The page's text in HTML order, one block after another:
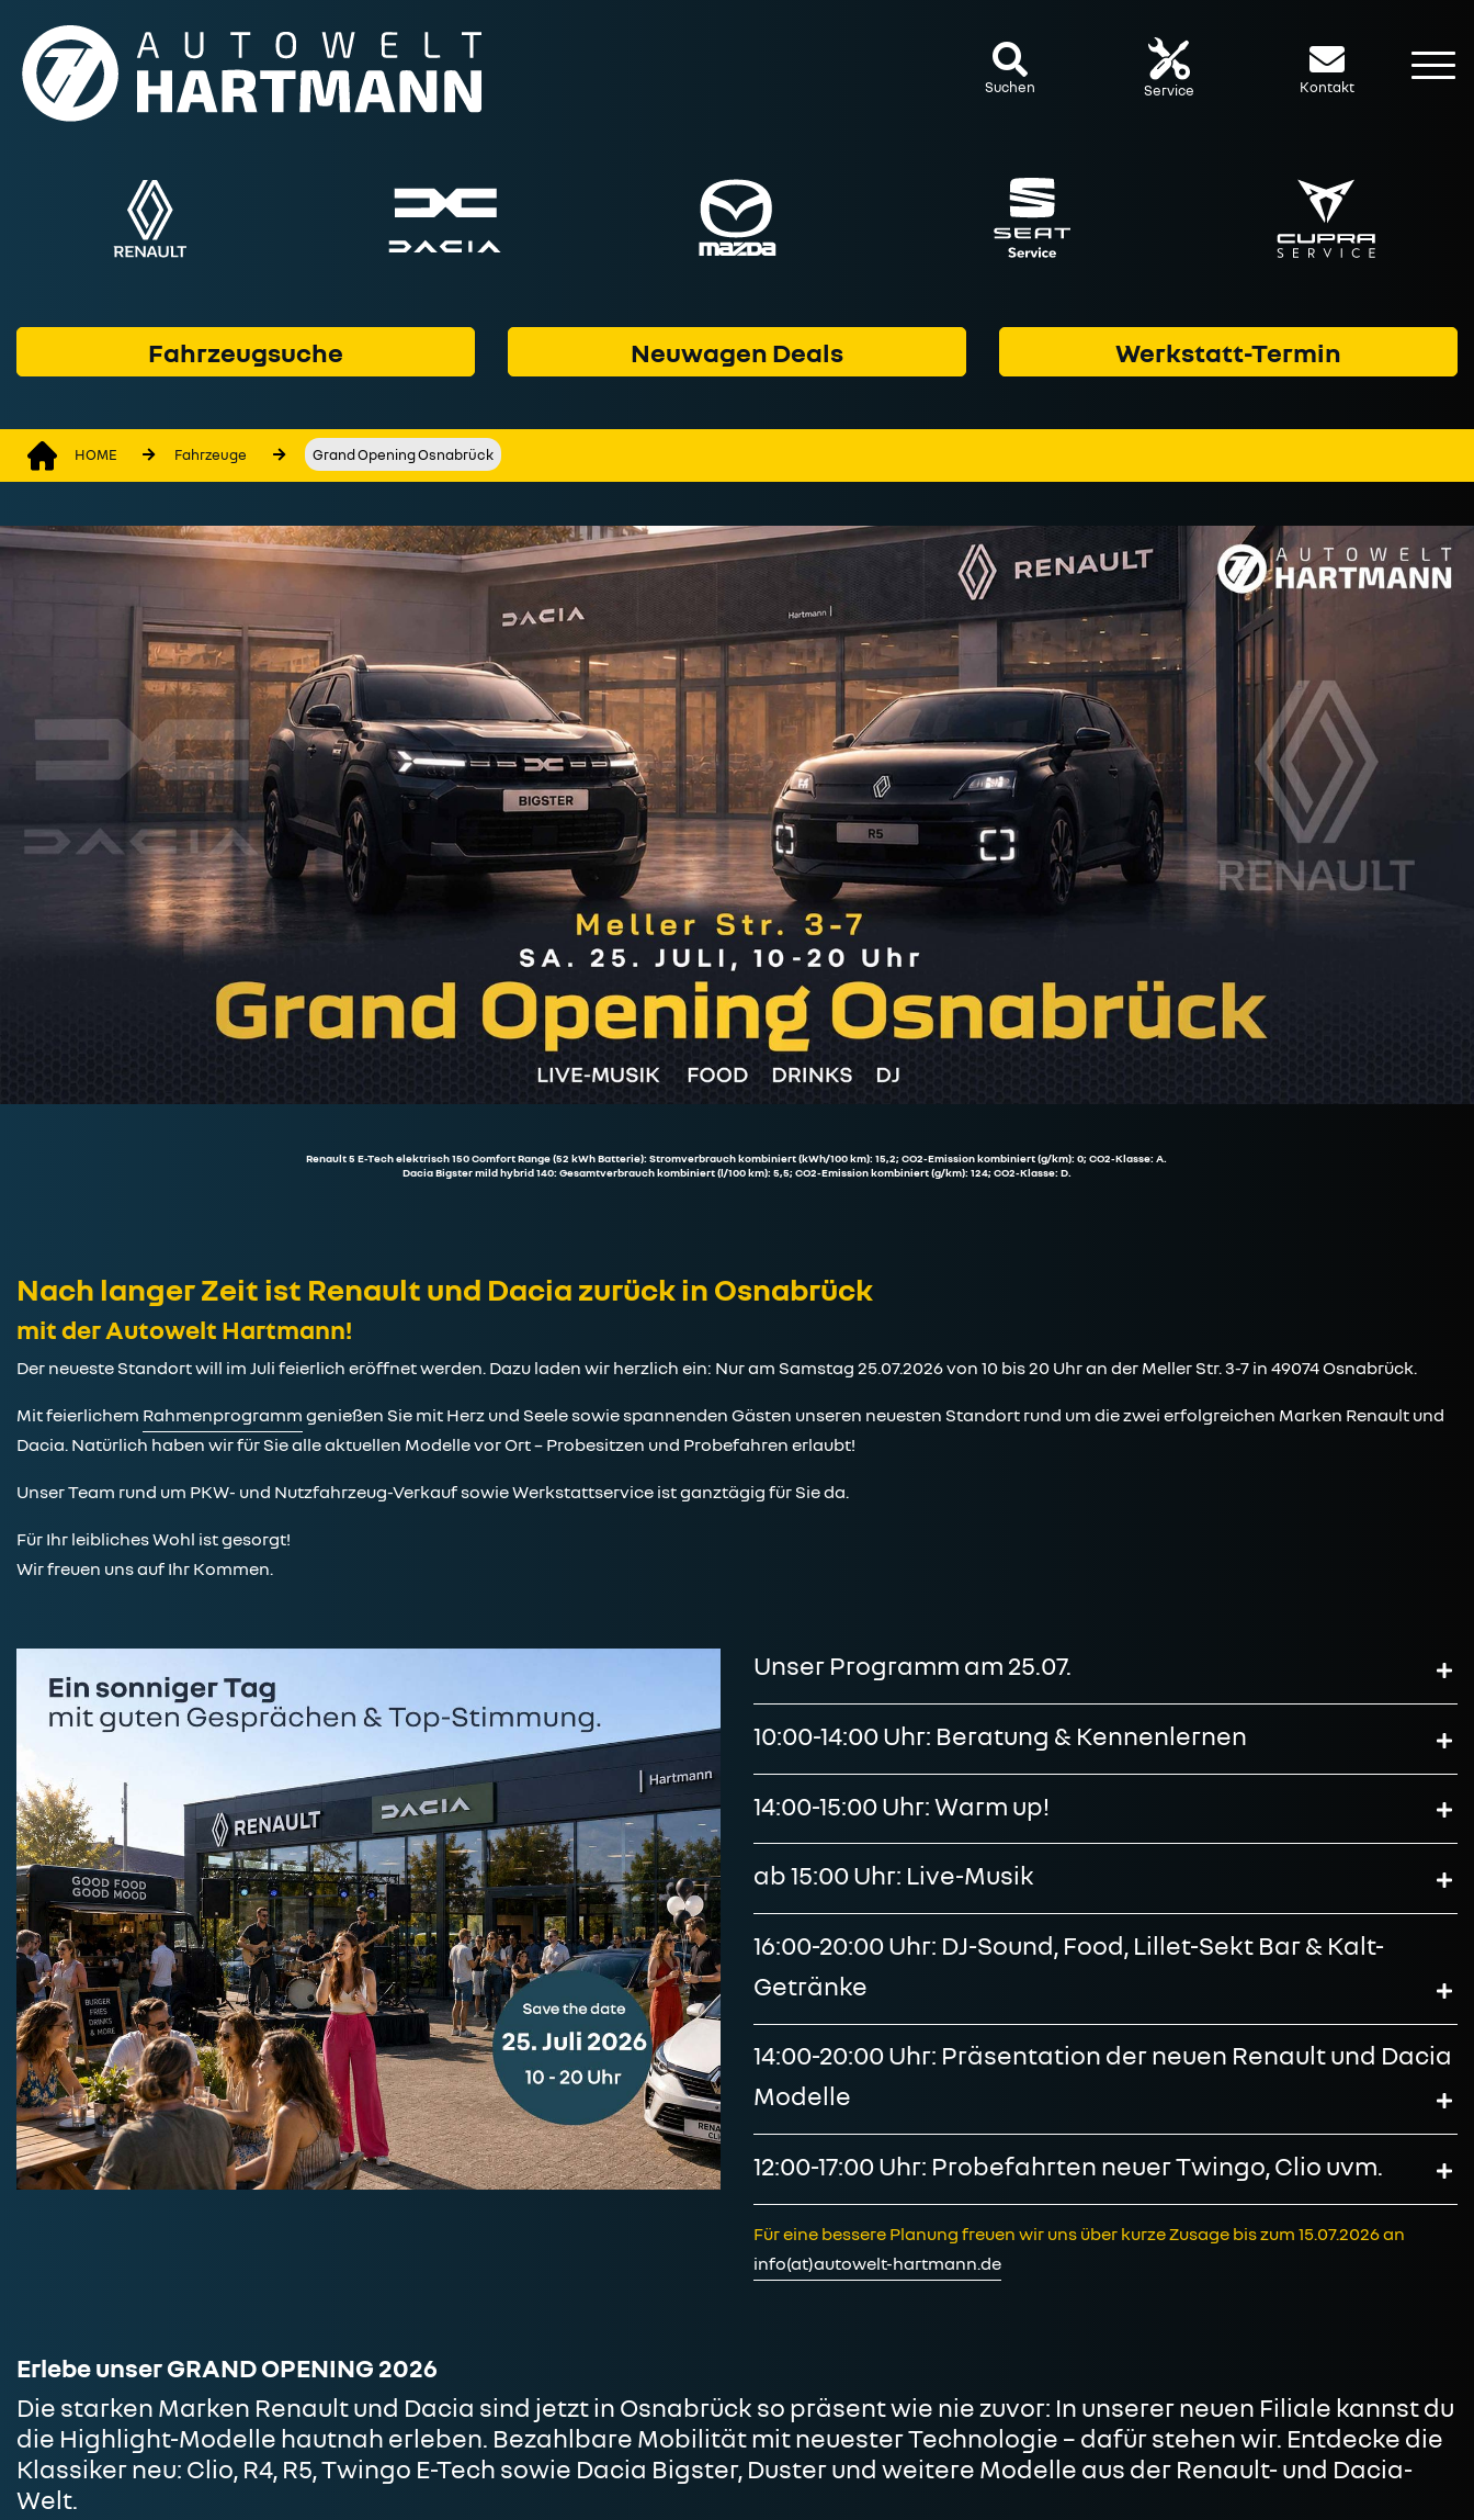
Suchen Service Kontakt
Fahrzeugsuche Neuwagen Deals Werkstatt-Termin
HOME Fahrzeuge Grand Opening Osnabrück
Fahrzeuge
Marken & Modelle
Geschäftskunden
Finanzprodukte
Renault 5 E-Tech elektrisch 150 Comfort Range (52 kWh Batterie): Stromverbrauch kombiniert (kWh/100 km): 15,2; CO2-Emission kombiniert (g/km): 0; CO2-Klasse: A.
Dacia Bigster mild hybrid 140: Gesamtverbrauch kombiniert (l/100 km): 5,5; CO2-Emission kombiniert (g/km): 124; CO2-Klasse: D.
Nach langer Zeit ist Renault und Dacia zurück in Osnabrück
mit der Autowelt Hartmann!
Der neueste Standort will im Juli feierlich eröffnet werden. Dazu laden wir herzlich ein: Nur am Samstag 25.07.2026 von 10 bis 20 Uhr an der Meller Str. 3-7 in 49074 Osnabrück.
Mit feierlichem Rahmenprogramm genießen Sie mit Herz und Seele sowie spannenden Gästen unseren neuesten Standort rund um die zwei erfolgreichen Marken Renault und
Dacia. Natürlich haben wir für Sie alle aktuellen Modelle vor Ort – Probesitzen und Probefahren erlaubt!
Unser Team rund um PKW- und Nutzfahrzeug-Verkauf sowie Werkstattservice ist ganztägig für Sie da.
Für Ihr leibliches Wohl ist gesorgt!
Wir freuen uns auf Ihr Kommen.
Unser Programm am 25.07.
10:00-14:00 Uhr: Beratung & Kennenlernen
14:00-15:00 Uhr: Warm up!
ab 15:00 Uhr: Live-Musik
16:00-20:00 Uhr: DJ-Sound, Food, Lillet-Sekt Bar & Kalt-
Getränke
14:00-20:00 Uhr: Präsentation der neuen Renault und Dacia
Modelle
12:00-17:00 Uhr: Probefahrten neuer Twingo, Clio uvm.
Für eine bessere Planung freuen wir uns über kurze Zusage bis zum 15.07.2026 an
info(at)autowelt-hartmann.de
Erlebe unser GRAND OPENING 2026
Die starken Marken Renault und Dacia sind jetzt in Osnabrück so präsent wie nie zuvor: In unserer neuen Filiale kannst du
die Highlight-Modelle hautnah erleben. Bezahlbare Mobilität mit neuester Technologie – dafür stehen wir. Entdecke die
Klassiker neu: Clio, R4, R5, Twingo E-Tech sowie Dacia Bigster, Duster und weitere Modelle aus der Renault- und Dacia-
Welt.